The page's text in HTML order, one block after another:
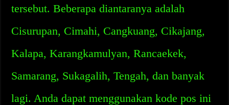
tersebut. Beberapa diantaranya adalah
Cisurupan, Cimahi, Cangkuang, Cikajang,
Kalapa, Karangkamulyan, Rancaekek,
Samarang, Sukagalih, Tengah, dan banyak
lagi. Anda dapat menggunakan kode pos ini